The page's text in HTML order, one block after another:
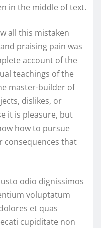
in the middle of text.
all this mistaken
praising pain was
account of the
teachings of the
master-builder of
dislikes, or
it is pleasure, but
how to pursue
consequences that
odio dignissimos
voluptatum
et quas
cupiditate non